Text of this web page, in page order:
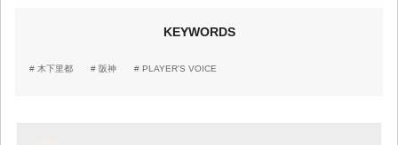
KEYWORDS
木下里都 阪神 PLAYER'S VOICE